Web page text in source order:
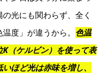
光にも関わらず、全く
度」が違うから。 色温
（ケルビン）を使って表
ほど光は赤味を増し、